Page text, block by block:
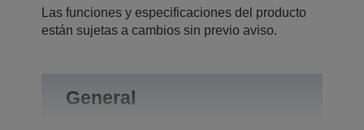
Las funciones y especificaciones del producto
están sujetas a cambios sin previo aviso.
General